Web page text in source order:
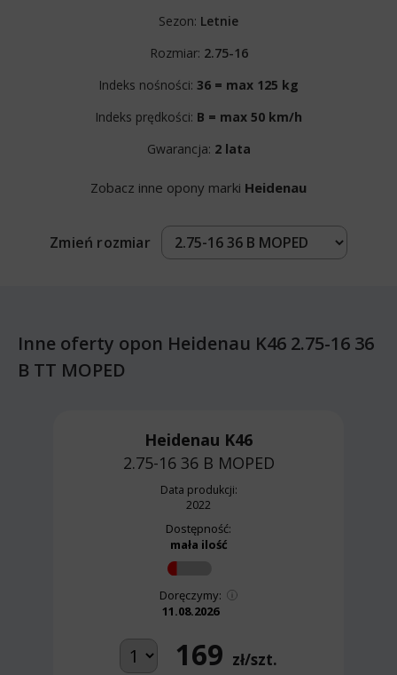
Sezon: Letnie
Rozmiar: 2.75-16
Indeks nośności: 36 = max 125 kg
Indeks prędkości: B = max 50 km/h
Gwarancja: 2 lata
Zobacz inne opony marki Heidenau
Zmień rozmiar
Inne oferty opon Heidenau K46 2.75-16 36
B TT MOPED
Heidenau K46
2.75-16 36 B MOPED
Data produkcji:
2022
Dostępność:
mała ilość
Doręczymy:
11.08.2026
169 zł/szt.